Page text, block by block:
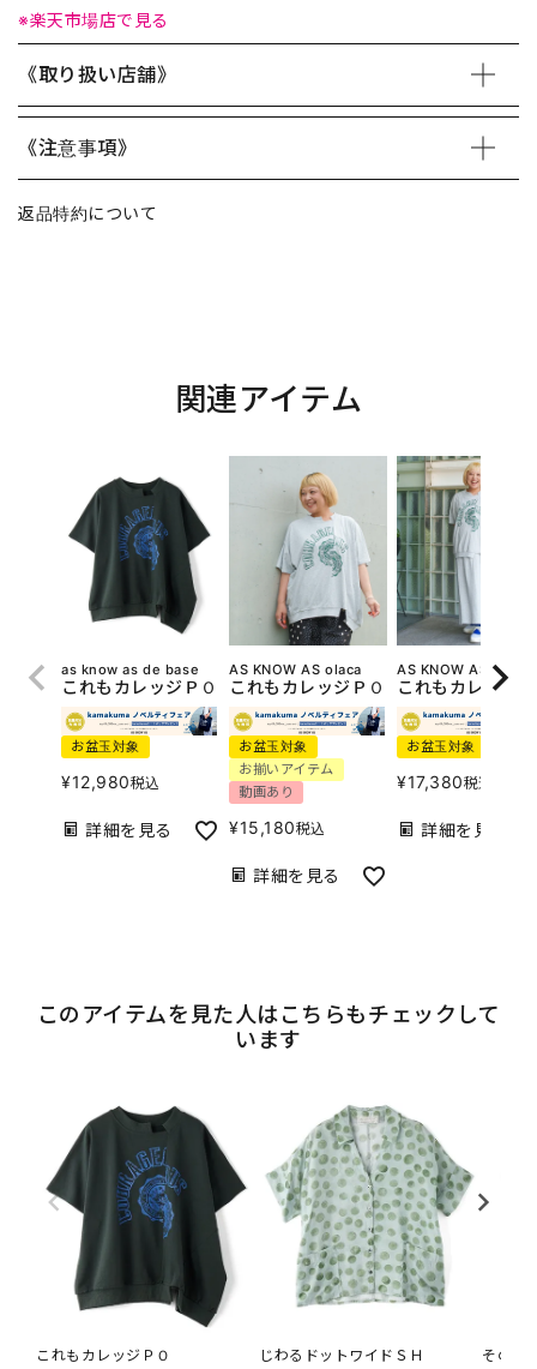
※楽天市場店で見る
《取り扱い店舗》
《注意事項》
返品特約について
関連アイテム
as know as de base
これもカレッジＰＯ
お盆玉対象
¥12,980税込
詳細を見る
AS KNOW AS olaca
これもカレッジＰＯ
お盆玉対象
お揃いアイテム
動画あり
¥15,180税込
詳細を見る
AS KNOW AS olaca
これもカレッジ
お盆玉対象
¥17,380税込
詳細を見る
このアイテムを見た人はこちらもチェックして
います
これもカレッジＰＯ
じわるドットワイドＳＨ
その調